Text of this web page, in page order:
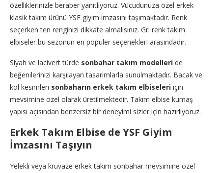
özelliklerinizle beraber yanıtlıyoruz. Vücudunuza özel erkek
klasik takım ürünü YSF giyim imzasını taşımaktadır. Renk
seçerken ten renginizi dikkate almalısınız. Gri renk takım
elbiseler bu sezonun en popüler seçenekleri arasındadır.
Siyah ve lacivert türde sonbahar takım modelleri de
beğenilerinizi karşılayan tasarımlarla sunulmaktadır. Bacak ve
kol kesimleri sonbaharın erkek takım elbiseleri için
mevsimine özel olarak üretilmektedir. Takım elbise kumaş
yapısı açısından benzersiz bir deneyimi sizler için hazırlıyoruz.
Erkek Takım Elbise de YSF Giyim
İmzasını Taşıyın
Yelekli veya kruvaze erkek takım sonbahar mevsimine özel